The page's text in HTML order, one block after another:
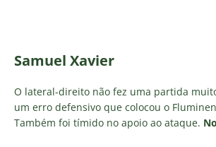
Samuel Xavier
O lateral-direito não fez uma partida
um erro defensivo que colocou o
Também foi tímido no apoio ao ataque.